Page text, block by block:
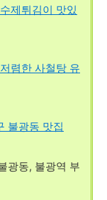
제튀김이 맛있
렴한 사철탕 유
불광동 맛집
광동, 불광역 부